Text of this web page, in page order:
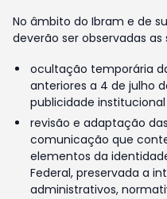
No âmbito do Ibram e de
deverão ser observadas
ocultação temporária
anteriores a 4 de julho
publicidade
revisão e adaptação
comunicação que
elementos da
Federal, preservada a
administrativos,